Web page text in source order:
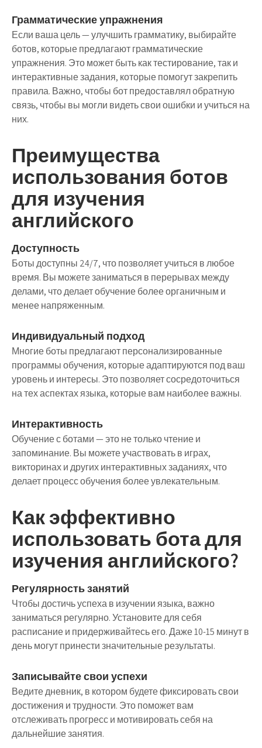
Грамматические упражнения
Если ваша цель — улучшить грамматику, выбирайте
ботов, которые предлагают грамматические
упражнения. Это может быть как тестирование, так и
интерактивные задания, которые помогут закрепить
правила. Важно, чтобы бот предоставлял обратную
связь, чтобы вы могли видеть свои ошибки и учиться на
них.
Преимущества
использования ботов
для изучения
английского
Доступность
Боты доступны 24/7, что позволяет учиться в любое
время. Вы можете заниматься в перерывах между
делами, что делает обучение более органичным и
менее напряженным.
Индивидуальный подход
Многие боты предлагают персонализированные
программы обучения, которые адаптируются под ваш
уровень и интересы. Это позволяет сосредоточиться
на тех аспектах языка, которые вам наиболее важны.
Интерактивность
Обучение с ботами — это не только чтение и
запоминание. Вы можете участвовать в играх,
викторинах и других интерактивных заданиях, что
делает процесс обучения более увлекательным.
Как эффективно
использовать бота для
изучения английского?
Регулярность занятий
Чтобы достичь успеха в изучении языка, важно
заниматься регулярно. Установите для себя
расписание и придерживайтесь его. Даже 10-15 минут в
день могут принести значительные результаты.
Записывайте свои успехи
Ведите дневник, в котором будете фиксировать свои
достижения и трудности. Это поможет вам
отслеживать прогресс и мотивировать себя на
дальнейшие занятия.